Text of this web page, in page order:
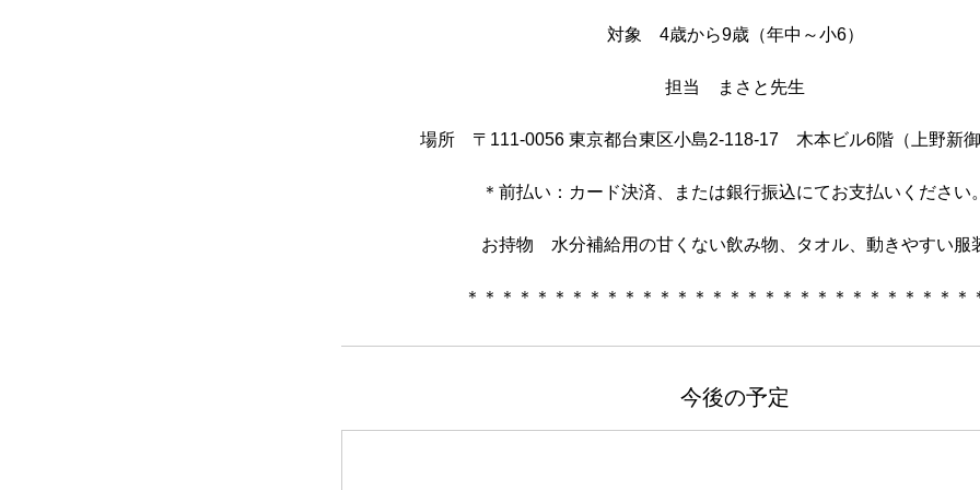
対象 ​4歳から​9歳（年中～小​​6）
​担当 ​まさと先生
場所 〒1​11-0056 東京都​台東区小島2-118-17 ​木本ビル6階（​上野新御
＊前払い：カード決済、または銀行振込にてお支払いください。
お持物 水分補給用の甘くない飲み物、タオル、動きやすい服
＊＊＊＊＊＊＊＊＊＊＊＊＊＊＊＊＊＊＊＊＊＊＊＊＊＊＊＊＊
今後の予定